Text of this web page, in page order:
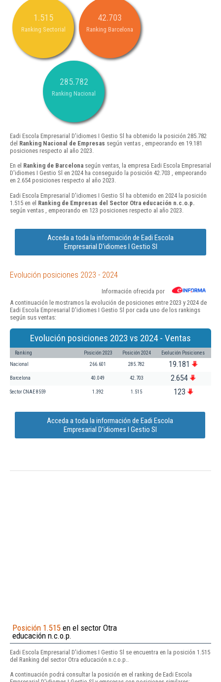
1.515
Ranking Sectorial
42.703
Ranking Barcelona
285.782
Ranking Nacional
Eadi Escola Empresarial D'idiomes I Gestio Sl ha obtenido la posición 285.782
del Ranking Nacional de Empresas según ventas , empeorando en 19.181
posiciones respecto al año 2023.
En el Ranking de Barcelona según ventas, la empresa Eadi Escola Empresarial
D'idiomes I Gestio Sl en 2024 ha conseguido la posición 42.703 , empeorando
en 2.654 posiciones respecto al año 2023.
Eadi Escola Empresarial D'idiomes I Gestio Sl ha obtenido en 2024 la posición
1.515 en el Ranking de Empresas del Sector Otra educación n.c.o.p.
según ventas , empeorando en 123 posiciones respecto al año 2023.
Acceda a toda la información de Eadi Escola
Empresarial D'idiomes I Gestio Sl
Evolución posiciones 2023 - 2024
Información ofrecida por
A continuación le mostramos la evolución de posiciones entre 2023 y 2024 de
Eadi Escola Empresarial D'idiomes I Gestio Sl por cada uno de los rankings
según sus ventas:
Evolución posiciones 2023 vs 2024 - Ventas
Ranking Posición 2023 Posición 2024 Evolución Posiciones
Nacional 266.601 285.782 19.181
Barcelona 40.049 42.703 2.654
Sector CNAE 8559 1.392 1.515 123
Acceda a toda la información de Eadi Escola
Empresarial D'idiomes I Gestio Sl
Posición 1.515 en el sector Otra
educación n.c.o.p.
Eadi Escola Empresarial D'idiomes I Gestio Sl se encuentra en la posición 1.515
del Ranking del sector Otra educación n.c.o.p..
A continuación podrá consultar la posición en el ranking de Eadi Escola